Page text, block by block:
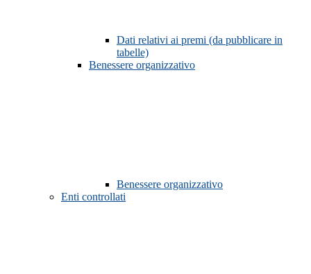
Dati relativi ai premi (da pubblicare in
tabelle)
Benessere organizzativo
Benessere organizzativo
Enti controllati